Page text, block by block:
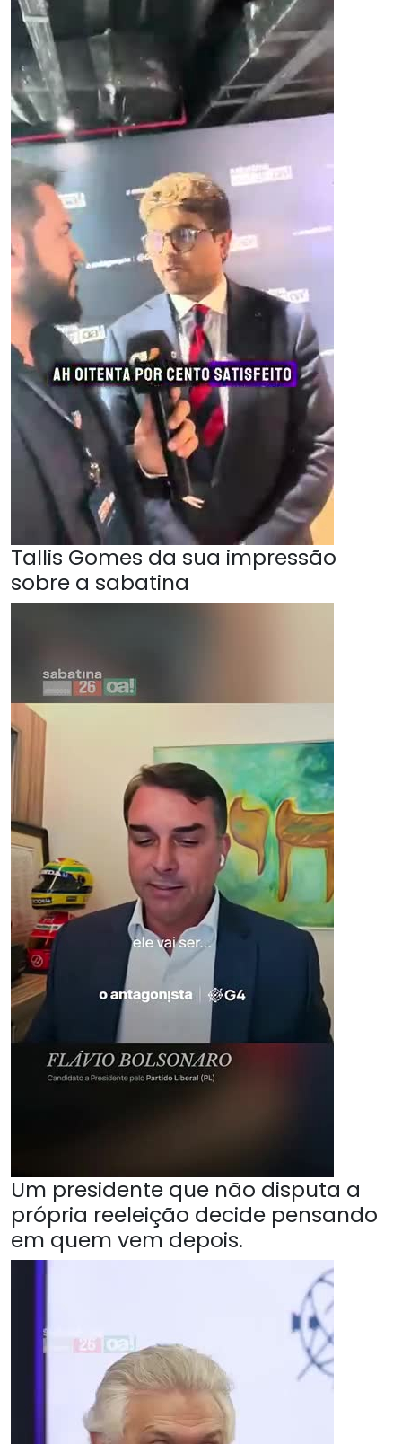
Tallis Gomes da sua impressão
sobre a sabatina
Um presidente que não disputa a
própria reeleição decide pensando
em quem vem depois.